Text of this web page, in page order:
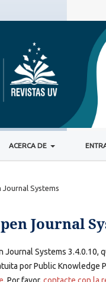
ACERCA DE
Journal Systems
Journal
Journal Systems
por Public Knowledge